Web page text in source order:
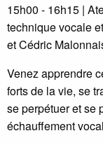
15h00 - 16h15 |
technique vocale
et Cédric
Venez apprendre
forts de la vie, se
se perpétuer et se
échauffement